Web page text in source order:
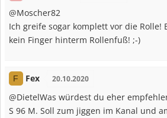
@Moscher82
Ich greife sogar komplett vor die Rolle!
kein Finger hinterm Rollenfuß! ;-)
F Fex 20.10.2020
@DietelWas würdest du eher
S 96 M. Soll zum jiggen im Kanal und